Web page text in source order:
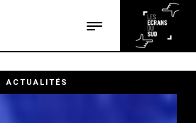
Les festivals
ACTUALITÉS